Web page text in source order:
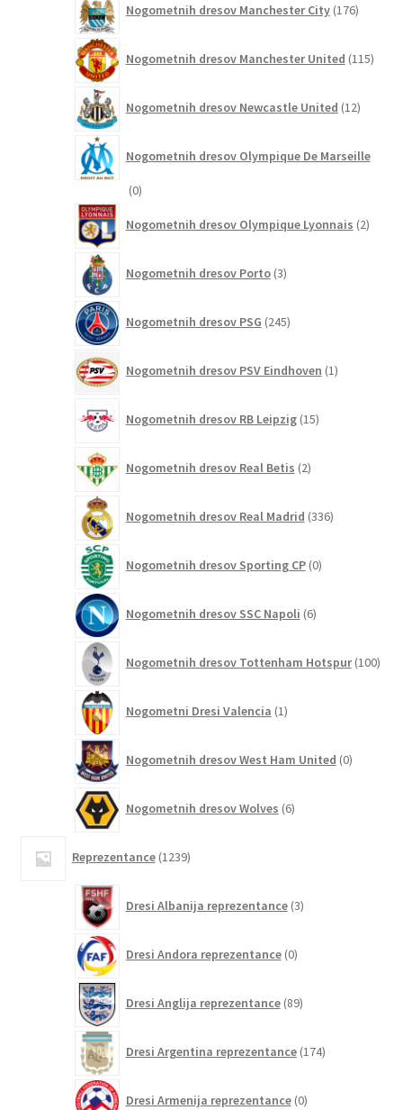
Nogometnih dresov Manchester City 176izdelkov
Nogometnih dresov Manchester United 115
Nogometnih dresov Newcastle United 12izdelkov
Nogometnih dresov Olympique De Marseille
00
Nogometnih dresov Olympique Lyonnais 2izdelka
Nogometnih dresov Porto 3izdelki
Nogometnih dresov PSG 245izdelkov
Nogometnih dresov PSV Eindhoven 1izdelek
Nogometnih dresov RB Leipzig 15izdelkov
Nogometnih dresov Real Betis 2izdelka
Nogometnih dresov Real Madrid 336izdelkov
Nogometnih dresov Sporting CP 0izdelkov
Nogometnih dresov SSC Napoli 6izdelkov
Nogometnih dresov Tottenham Hotspur 100
Nogometni Dresi Valencia 1izdelek
Nogometnih dresov West Ham United 0izdelkov
Nogometnih dresov Wolves 6izdelkov
Reprezentance 1239izdelkov
Dresi Albanija reprezentance 3izdelki
Dresi Andora reprezentance 0izdelkov
Dresi Anglija reprezentance 89izdelkov
Dresi Argentina reprezentance 174izdelkov
Dresi Armenija reprezentance 0